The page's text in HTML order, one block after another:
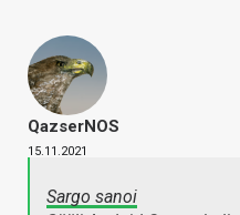
QazserNOS
15.11.2021
Sargo sanoi